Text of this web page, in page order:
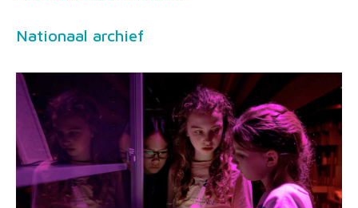
Nationaal archief